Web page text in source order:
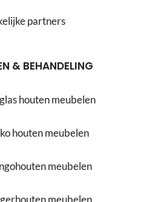
partners
& BEHANDELING
houten meubelen
houten meubelen
meubelen
meubelen